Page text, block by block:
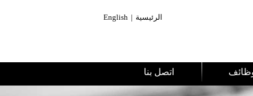
English | الرئيسية